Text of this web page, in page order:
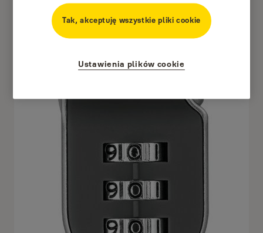
Tak, akceptuję wszystkie pliki cookie
Ustawienia plików cookie